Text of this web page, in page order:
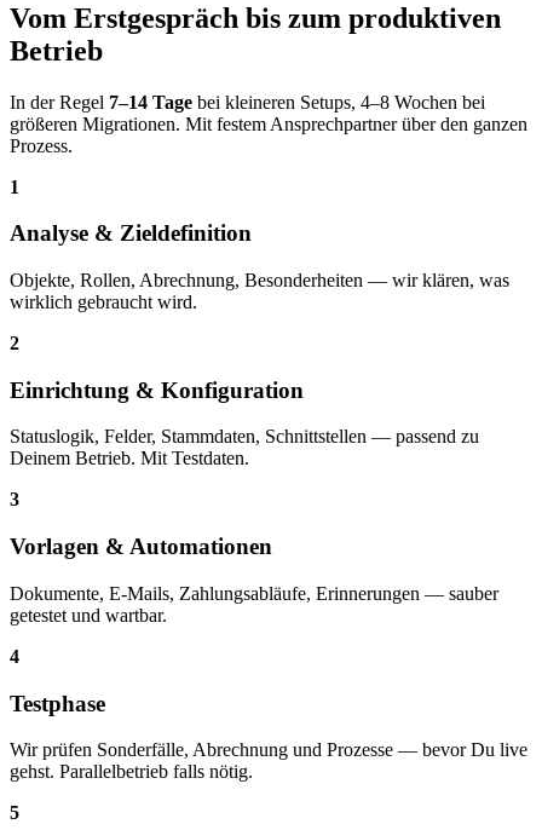
Vom Erstgespräch bis zum produktiven
Betrieb
In der Regel 7–14 Tage bei kleineren Setups, 4–8 Wochen bei
größeren Migrationen. Mit festem Ansprech­partner über den ganzen
Prozess.
1
Analyse & Zieldefinition
Objekte, Rollen, Abrechnung, Besonderheiten — wir klären, was
wirklich gebraucht wird.
2
Einrichtung & Konfiguration
Status­logik, Felder, Stamm­daten, Schnitt­stellen — passend zu
Deinem Betrieb. Mit Testdaten.
3
Vorlagen & Automationen
Dokumente, E-Mails, Zahlungs­abläufe, Erinnerungen — sauber
getestet und wartbar.
4
Testphase
Wir prüfen Sonder­fälle, Abrechnung und Prozesse — bevor Du live
gehst. Parallel­betrieb falls nötig.
5